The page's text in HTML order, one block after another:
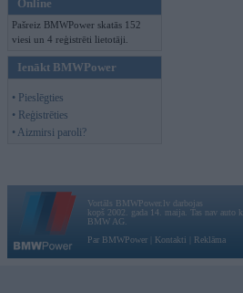
Online
Pašreiz BMWPower skatās 152
viesi un 4 reģistrēti lietotāji.
Ienākt BMWPower
• Pieslēgties
• Reģistrēties
• Aizmirsi paroli?
Vortāls BMWPower.lv darbojas
kopš 2002. gada 14. maija. Tas nav auto
BMW AG.
Par BMWPower
Kontakti Reklāma